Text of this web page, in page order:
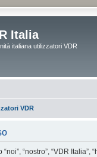
Italia
italiana utilizzatori VDR
VDR
“nostro”, “VDR